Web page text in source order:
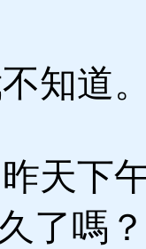
知道
天下
了嗎